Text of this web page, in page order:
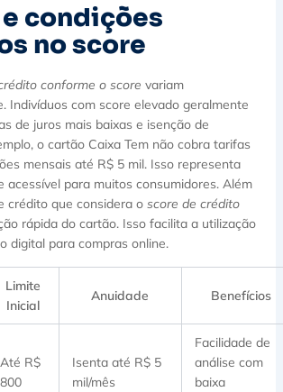
condições
no score
conforme o score variam
Indivíduos com score elevado geralmente
de juros mais baixas e isenção de
o cartão Caixa Tem não cobra tarifas
mensais até R$ 5 mil. Isso representa
acessível para muitos consumidores. Além
crédito que considera o score de crédito
rápida do cartão. Isso facilita a utilização
digital para compras online.
Limite
Inicial
Anuidade Benefícios
Até R$
800
Isenta até R$ 5
mil/mês
Facilidade de
análise com
baixa